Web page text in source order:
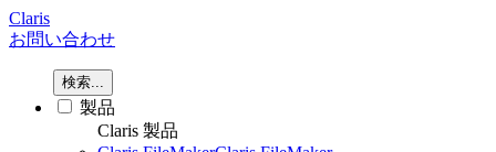
Claris
お問い合わせ
検索...
製品
Claris 製品